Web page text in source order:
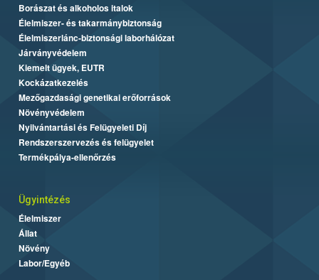
Borászat és alkoholos italok
Élelmiszer- és takarmánybiztonság
Élelmiszerlánc-biztonsági laborhálózat
Járványvédelem
Kiemelt ügyek, EUTR
Kockázatkezelés
Mezőgazdasági genetikai erőforrások
Növényvédelem
Nyilvántartási és Felügyeleti Díj
Rendszerszervezés és felügyelet
Termékpálya-ellenőrzés
Ügyintézés
Élelmiszer
Állat
Növény
Labor/Egyéb